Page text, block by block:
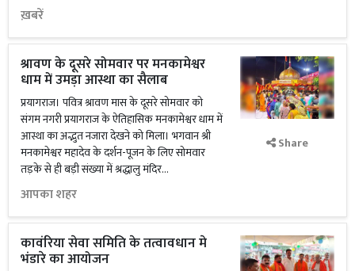
ख़बरें
श्रावण के दूसरे सोमवार पर मनकामेश्वर
धाम में उमड़ा आस्था का सैलाब
प्रयागराज। पवित्र श्रावण मास के दूसरे सोमवार को
संगम नगरी प्रयागराज के ऐतिहासिक मनकामेश्वर धाम में
आस्था का अद्भुत नजारा देखने को मिला। भगवान श्री
मनकामेश्वर महादेव के दर्शन-पूजन के लिए सोमवार
तड़के से ही बड़ी संख्या में श्रद्धालु मंदिर...
आपका शहर
Share
कावंरिया सेवा समिति के तत्वावधान मे
भंडारे का आयोजन